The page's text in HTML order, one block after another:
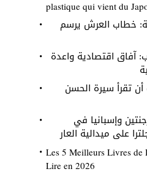
plastique qui vient du
خطاب العرش يرسم
آفاق اقتصادية واعدة
تقرأ سيرة الحسن
العالم 2026: الأرجنتين وإسبانيا في
على ميدالية العار
Les 5 Meilleurs Livres de
Lire en 2026